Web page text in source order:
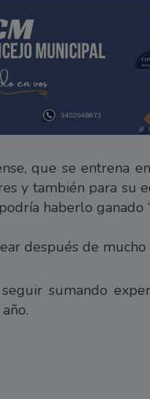
que se entrena
y también para su
haberlo ganado
después de
sumando